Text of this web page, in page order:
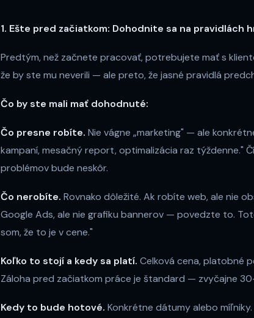
1. Ešte pred začiatkom: Dohodnite sa na pravidlách
Predtým, než začnete pracovať, potrebujete mať s
že by ste mu neverili — ale preto, že jasné pravidlá
Čo by ste mali mať dohodnuté:
Čo presne robíte. Nie vágne „marketing" — ale
kampaní, mesačný report, optimalizácia raz týždenne."
problémov bude neskôr.
Čo nerobíte. Rovnako dôležité. Ak robíte web, ale nie
Google Ads, ale nie grafiku bannerov — povedzte to.
som, že to je v cene."
Koľko to stojí a kedy sa platí. Celková cena, platobné
Záloha pred začiatkom práce je štandard — zvyčajne
Kedy to bude hotové. Konkrétne dátumy alebo